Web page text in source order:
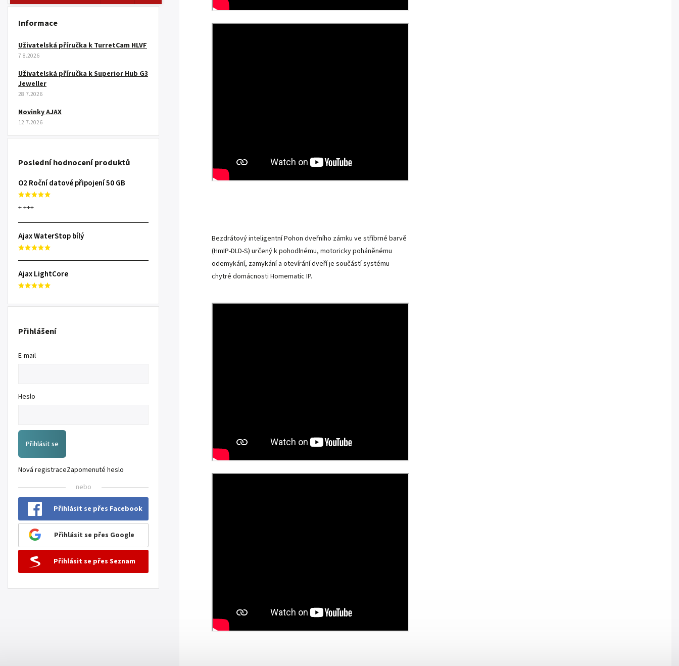
Informace
Uživatelská příručka k TurretCam HLVF
7.8.2026
Uživatelská příručka k Superior Hub G3
Jeweller
28.7.2026
Novinky AJAX
12.7.2026
Poslední hodnocení produktů
O2 Roční datové připojení 50 GB
+ +++
Ajax WaterStop bílý
Ajax LightCore
Přihlášení
E-mail
Heslo
Přihlásit se
Nová registraceZapomenuté heslo
nebo
Přihlásit se přes Facebook
Přihlásit se přes Google
Přihlásit se přes Seznam
Bezdrátový inteligentní Pohon dveřního zámku ve stříbrné barvě
(HmIP-DLD-S) určený k pohodlnému, motoricky poháněnému
odemykání, zamykání a otevírání dveří je součástí systému
chytré domácnosti Homematic IP.